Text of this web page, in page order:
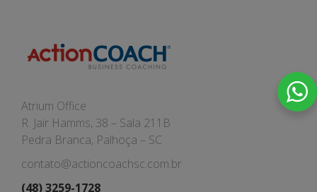
Atrium Office
R. Jair Hamms, 38 – Sala 211B
Pedra Branca, Palhoça – SC
contato@actioncoachsc.com.br
(48) 3259-1728